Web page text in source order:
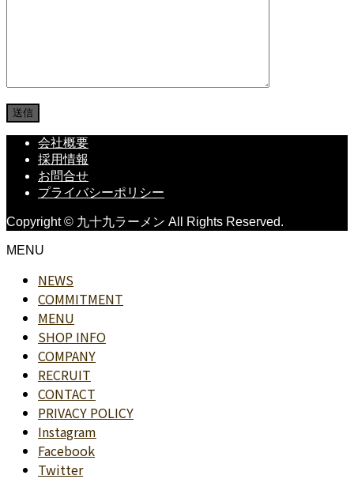
会社概要
採用情報
お問合せ
プライバシーポリシー
Copyright © 九十九ラーメン All Rights Reserved.
MENU
NEWS
COMMITMENT
MENU
SHOP INFO
COMPANY
RECRUIT
CONTACT
PRIVACY POLICY
Instagram
Facebook
Twitter